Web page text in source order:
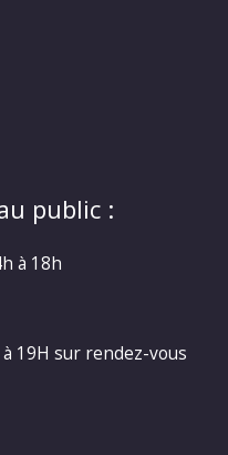
public :
à 18h
19H sur rendez-vous